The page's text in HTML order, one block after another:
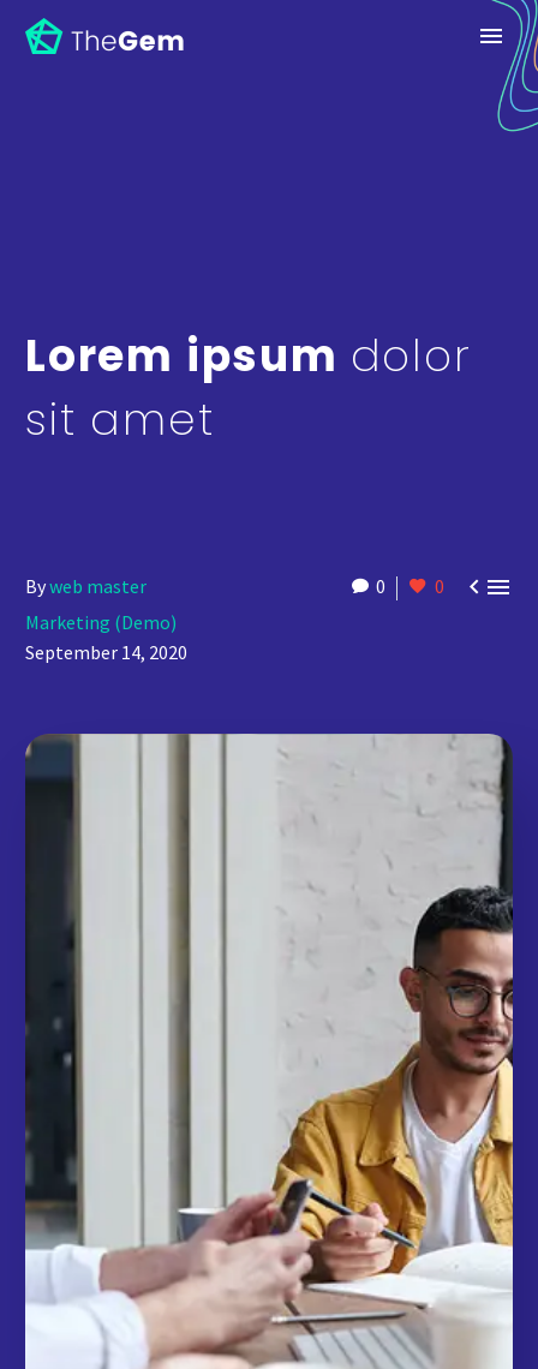
Lorem ipsum dolor
sit amet
0 0 
Byweb master
Marketing (Demo)
September 14, 2020